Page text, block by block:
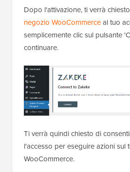
Dopo l'attivazione, ti verrà
negozio WooCommerceal tuo
semplicemente clic sul pulsante
continuare.
Ti verrà quindi chiesto di
l'accesso per eseguire azioni sul
WooCommerce.